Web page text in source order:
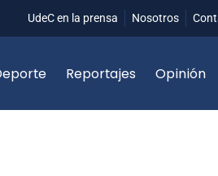
UdeC en la prensa Nosotros
Reportajes Opinión